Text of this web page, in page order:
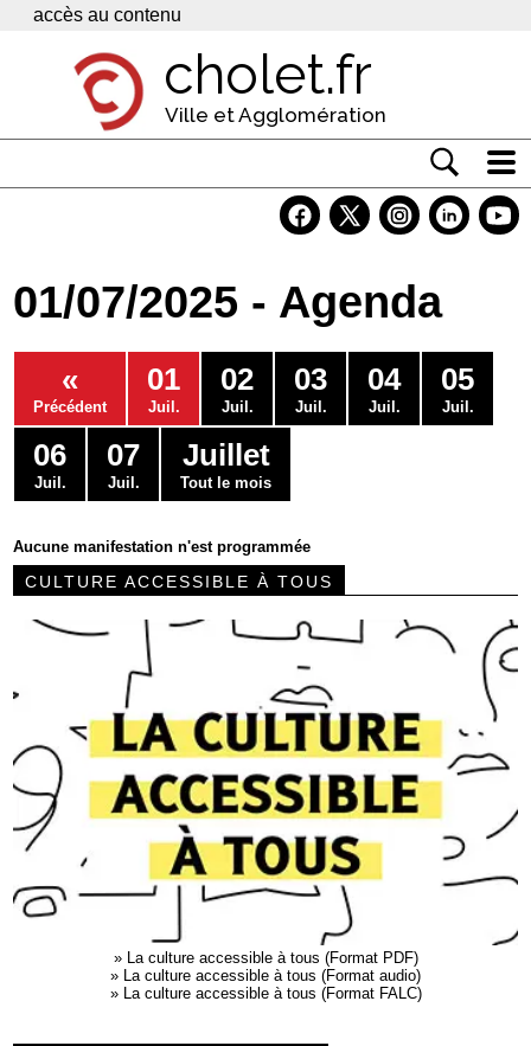
Panneau de gestion des cookies
accès au contenu
cholet.fr
Ville et Agglomération
Economie
Services
Contacts
01/07/2025 - Agenda
«
Précédent
01
Juil.
02
Juil.
03
Juil.
04
Juil.
05
Juil.
06
Juil.
07
Juil.
Juillet
Tout le mois
Aucune manifestation n'est programmée
CULTURE ACCESSIBLE À TOUS
»
La culture accessible à tous (Format PDF)
»
La culture accessible à tous (Format audio)
»
La culture accessible à tous (Format FALC)